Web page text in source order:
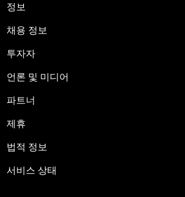
정보
채용 정보
투자자
언론 및 미디어
파트너
제휴
법적 정보
서비스 상태